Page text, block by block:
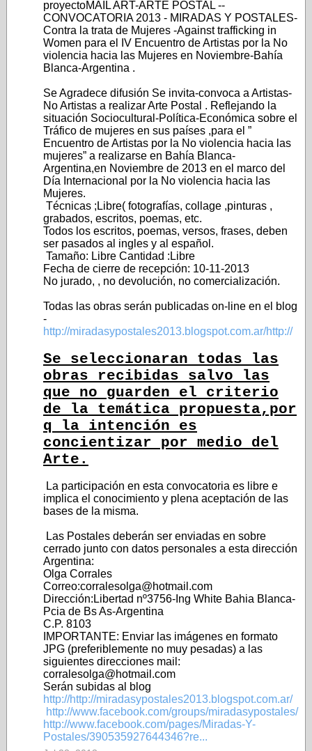
proyectoMAIL ART-ARTE POSTAL --
CONVOCATORIA 2013 - MIRADAS Y POSTALES-
Contra la trata de Mujeres -Against trafficking in
Women para el IV Encuentro de Artistas por la No
violencia hacia las Mujeres en Noviembre-Bahía
Blanca-Argentina .
Se Agradece difusión Se invita-convoca a Artistas-
No Artistas a realizar Arte Postal . Reflejando la
situación Sociocultural-Política-Económica sobre el
Tráfico de mujeres en sus países ,para el ”
Encuentro de Artistas por la No violencia hacia las
mujeres” a realizarse en Bahía Blanca-
Argentina,en Noviembre de 2013 en el marco del
Día Internacional por la No violencia hacia las
Mujeres.
Técnicas ;Libre( fotografías, collage ,pinturas ,
grabados, escritos, poemas, etc.
Todos los escritos, poemas, versos, frases, deben
ser pasados al ingles y al español.
Tamaño: Libre Cantidad :Libre
Fecha de cierre de recepción: 10-11-2013
No jurado, , no devolución, no comercialización.
Todas las obras serán publicadas on-line en el blog
-
http://miradasypostales2013.blogspot.com.ar/http://
Se seleccionaran todas las
obras recibidas salvo las
que no guarden el criterio
de la temática propuesta,por
q la intención es
concientizar por medio del
Arte.
La participación en esta convocatoria es libre e
implica el conocimiento y plena aceptación de las
bases de la misma.
Las Postales deberán ser enviadas en sobre
cerrado junto con datos personales a esta dirección
Argentina:
Olga Corrales
Correo:corralesolga@hotmail.com
Dirección:Libertad nº3756-Ing White Bahia Blanca-
Pcia de Bs As-Argentina
C.P. 8103
IMPORTANTE: Enviar las imágenes en formato
JPG (preferiblemente no muy pesadas) a las
siguientes direcciones mail:
corralesolga@hotmail.com
Serán subidas al blog
http://http://miradasypostales2013.blogspot.com.ar/
http://www.facebook.com/groups/miradasypostales/
http://www.facebook.com/pages/Miradas-Y-
Postales/390535927644346?re...